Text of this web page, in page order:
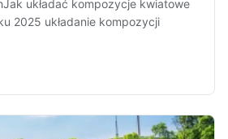
układać kompozycje kwiatowe
2025 układanie kompozycji